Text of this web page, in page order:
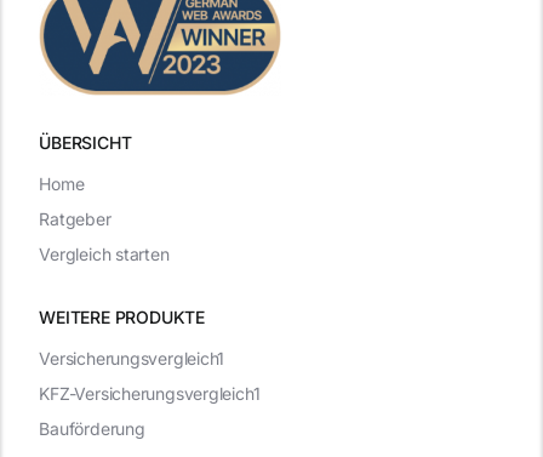
ÜBERSICHT
WEITERE PRODUKTE
Versicherungsvergleich1
KFZ-Versicherungsvergleich1
Bauförderung
Home
Ratgeber
Vergleich starten